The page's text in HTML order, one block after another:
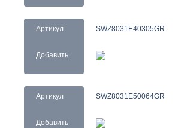
Артикул
Добавить
SWZ8031E40305GR
Артикул
Добавить
SWZ8031E50064GR